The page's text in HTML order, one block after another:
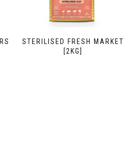
STERILISED FRESH MARKET
[2KG]